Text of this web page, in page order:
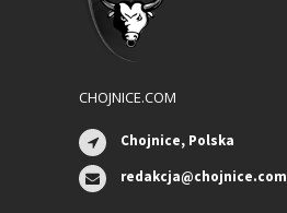
CHOJNICE.COM
Chojnice, Polska
redakcja@chojnice.com